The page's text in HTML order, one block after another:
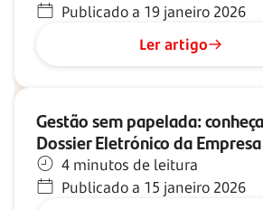
Publicado a 19 janeiro 2026
Ler artigo
Gestão sem papelada:
Dossier Eletrónico da Empresa
4 minutos de leitura
Publicado a 15 janeiro 2026